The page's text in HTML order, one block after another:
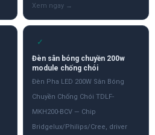
✓
Đèn sân bóng chuyền 200w
module chống chói
Đèn Pha LED 200W Sân Bóng
Chuyền Chống Chói TDLF-
MKH200-BCV — Chip
Bridgelux/Philips/Cree, driver